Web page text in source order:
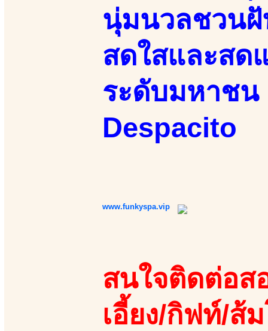
นุ่มนวลชวนฝั
สดใสและสด
ระดับมหาชน
Despacito
www.funkyspa.vip
สนใจติดต่อส
เอี้ยง/กิฟท์/ส้